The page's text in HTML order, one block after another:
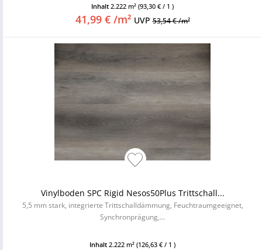
Inhalt 2.222 m² (93,30 € / 1 )
41,99 € /m² UVP53,54 € /m²
Vinylboden SPC Rigid Nesos50Plus Trittschall...
5,5 mm stark, integrierte Trittschalldämmung, Feuchtraumgeeignet,
Synchronprägung,...
Inhalt 2.222 m² (126,63 € / 1 )